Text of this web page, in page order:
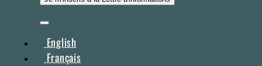
English
Français